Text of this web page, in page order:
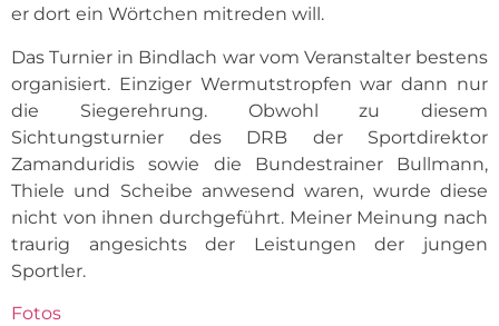
er dort ein Wörtchen mitreden will.
Das Turnier in Bindlach war vom Veranstalter bestens
organisiert. Einziger Wermutstropfen war dann nur
die Siegerehrung. Obwohl zu diesem
Sichtungsturnier des DRB der Sportdirektor
Zamanduridis sowie die Bundestrainer Bullmann,
Thiele und Scheibe anwesend waren, wurde diese
nicht von ihnen durchgeführt. Meiner Meinung nach
traurig angesichts der Leistungen der jungen
Sportler.
Fotos